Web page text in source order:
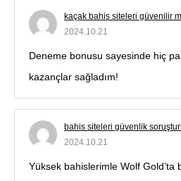
kaçak bahis siteleri güvenilir
2024.10.21
Deneme bonusu sayesinde hiç
kazançlar sağladım!
bahis siteleri güvenlik
2024.10.21
Yüksek bahislerimle Wolf Gold’ta